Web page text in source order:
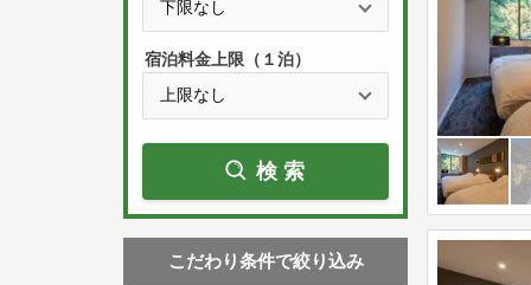
w
a
r
w
e
w
a
r
宿泊料金上限（１泊）
検索
こだわり条件で絞り込み